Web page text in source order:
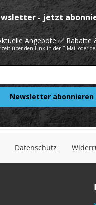
Datenschutz